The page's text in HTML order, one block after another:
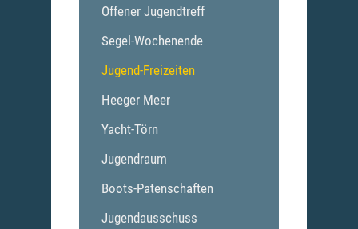
Offener Jugendtreff
Segel-Wochenende
Jugend-Freizeiten
Heeger Meer
Yacht-Törn
Jugendraum
Boots-Patenschaften
Jugendausschuss